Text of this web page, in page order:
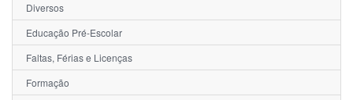
Diversos
Educação Pré-Escolar
Faltas, Férias e Licenças
Formação